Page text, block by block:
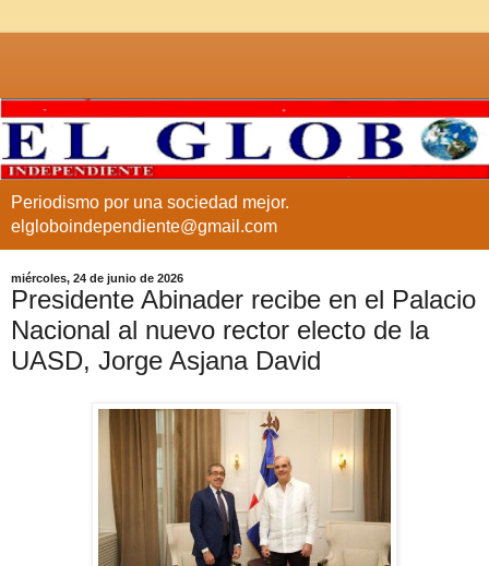
Periodismo por una sociedad mejor.
elgloboindependiente@gmail.com
miércoles, 24 de junio de 2026
Presidente Abinader recibe en el Palacio
Nacional al nuevo rector electo de la
UASD, Jorge Asjana David